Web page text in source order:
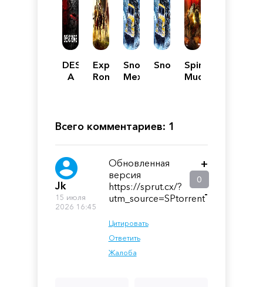
DESORDRE:
A
Expeditions:
Rome
SnowRunner
Механики
SnowRunner
Spintires:
MudRunner
Всего комментариев: 1
Jk
15 июля
2026 16:45
Обновленная
версия
https://sprut.cx/?
utm_source=SPtorrent
Цитировать
Ответить
Жалоба
+
0
-